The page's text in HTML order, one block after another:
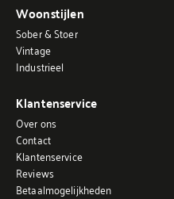
Woonstijlen
Sober & Stoer
Vintage
Industrieel
Klantenservice
Over ons
Contact
Klantenservice
Reviews
Betaalmogelijkheden